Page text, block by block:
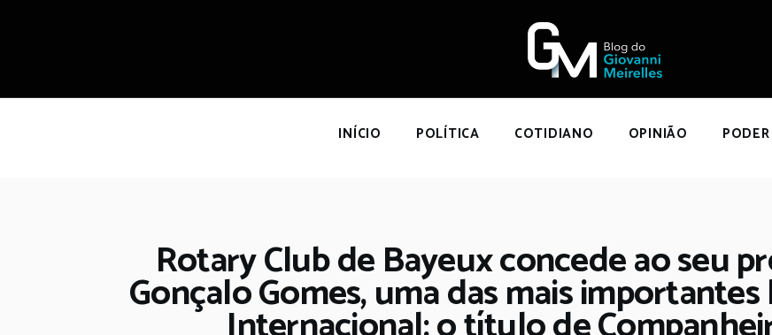
INÍCIO POLÍTICA COTIDIANO OPINIÃO PODER
Rotary Club de Bayeux concede ao seu
Gonçalo Gomes, uma das mais
COTIDIANO
OPINIÃO